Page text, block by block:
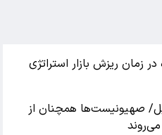
در زمان ریزش بازار استراتژی
صهیونیست‌ها همچنان از